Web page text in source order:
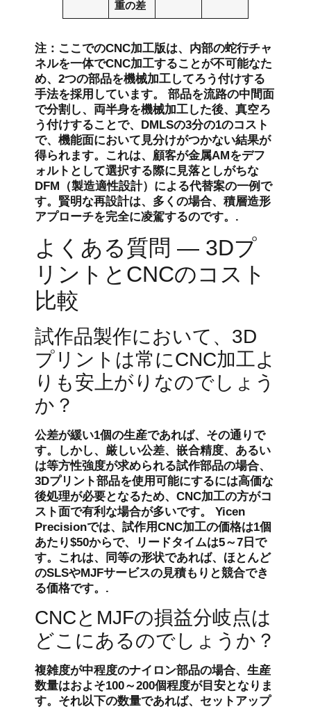
重の差
注：ここでのCNC加工版は、内部の蛇行チャ
ネルを一体でCNC加工することが不可能なた
め、2つの部品を機械加工してろう付けする
手法を採用しています。 部品を流路の中間面
で分割し、両半身を機械加工した後、真空ろ
う付けすることで、DMLSの3分の1のコスト
で、機能面において見分けがつかない結果が
得られます。これは、顧客が金属AMをデフ
ォルトとして選択する際に見落としがちな
DFM（製造適性設計）による代替案の一例で
す。賢明な再設計は、多くの場合、積層造形
アプローチを完全に凌駕するのです。.
よくある質問 — 3Dプ
リントとCNCのコスト
比較
試作品製作において、3D
プリントは常にCNC加工よ
りも安上がりなのでしょう
か？
公差が緩い1個の生産であれば、その通りで
す。しかし、厳しい公差、嵌合精度、あるい
は等方性強度が求められる試作部品の場合、
3Dプリント部品を使用可能にするには高価な
後処理が必要となるため、CNC加工の方がコ
スト面で有利な場合が多いです。 Yicen
Precisionでは、試作用CNC加工の価格は1個
あたり$50からで、リードタイムは5～7日で
す。これは、同等の形状であれば、ほとんど
のSLSやMJFサービスの見積もりと競合でき
る価格です。.
CNCとMJFの損益分岐点は
どこにあるのでしょうか？
複雑度が中程度のナイロン部品の場合、生産
数量はおよそ100～200個程度が目安となりま
す。それ以下の数量であれば、セットアップ